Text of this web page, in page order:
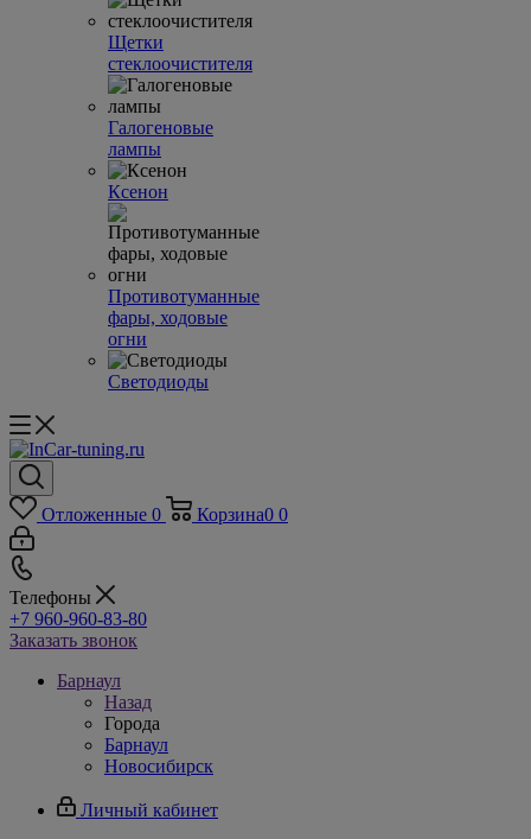
Щетки
стеклоочистителя
Галогеновые
лампы
Ксенон
Противотуманные
фары, ходовые
огни
Светодиоды
Отложенные 0 Корзина0 0
Телефоны
+7 960-960-83-80
Заказать звонок
Барнаул
Назад
Города
Барнаул
Новосибирск
Личный кабинет